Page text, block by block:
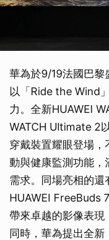
華為於9/19法國巴黎
以「Ride the Wind
力。全新HUAWEI
WATCH Ultimate 2
穿戴裝置耀眼登場
動與健康監測功能，
需求。同場亮相的還
HUAWEI FreeBuds
帶來卓越的影像表現
同時，華為提出全新